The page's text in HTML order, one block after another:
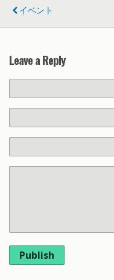
イベント
Leave a Reply
Publish